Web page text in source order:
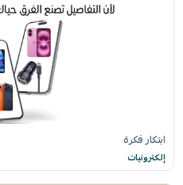
ابتكار فكرة
إلكترونيات